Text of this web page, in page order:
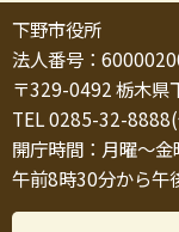
下野市役所
法人番号：
〒329-0492 栃木県
TEL 0285-32-
開庁時間：月曜～
午前8時30分から午